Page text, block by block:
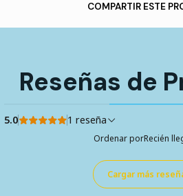
COMPARTIR ESTE
Reseñas de
5.0 1 reseña
Ordenar porRecién
Cargar más